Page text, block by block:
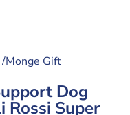
/Monge Gift
Dog
Rossi Super